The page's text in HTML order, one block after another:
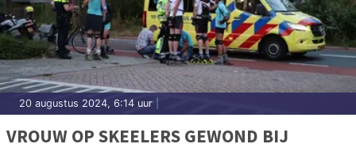
20 augustus 2024, 6:14 uur
VROUW OP SKEELERS GEWOND BIJ